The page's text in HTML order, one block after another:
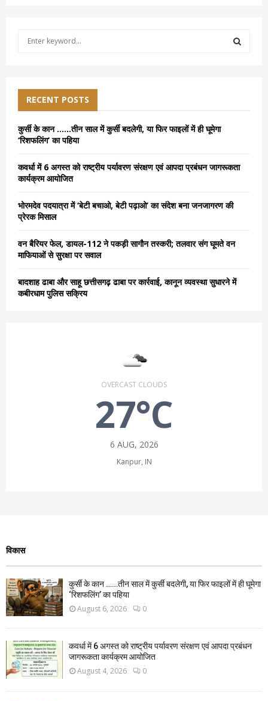
f
o
r
RECENT POSTS
कुर्सी के कान ……तीन साल में कुर्सी बदलेगी, या फिर फाइलों में ही घूमेगा
‘रिशफलिंग’ का पहिया
कवर्धा में 6 अगस्त को राष्ट्रीय पर्यावरण संरक्षण एवं आपदा प्रबंधन जागरूकता
कार्यक्रम आयोजित
भोरमदेव पदयात्रा में ‘बेटी बचाओ, बेटी पढ़ाओ’ का संदेश बना जनजागरण की
प्रेरक मिसाल
वन बैरियर फेल, डायल-112 ने पकड़ी सागौन तस्करी; तलवार संग घूमते वन
माफियाओं से सुरक्षा पर सवाल
बादशाह ढाबा और साहू छत्तीसगढ़ ढाबा पर कार्रवाई, कानून व्यवस्था सुधारने में
कबीरधाम पुलिस सक्रिय
OVERCAST CLOUDS
27°C
6 AUG, 2026
Kanpur, IN
विकास
कुर्सी के कान ……तीन साल में कुर्सी बदलेगी, या फिर फाइलों में ही घूमेगा
‘रिशफलिंग’ का पहिया
August 6, 2026 0
कवर्धा में 6 अगस्त को राष्ट्रीय पर्यावरण संरक्षण एवं आपदा प्रबंधन
जागरूकता कार्यक्रम आयोजित
August 4, 2026 0